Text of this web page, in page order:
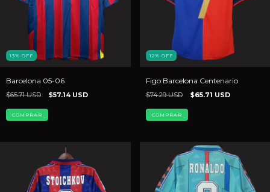
13% OFF
Barcelona 05-06
$65.71 USD $57.14 USD
COMPRAR
12% OFF
Figo Barcelona Centenario
$74.29 USD $65.71 USD
COMPRAR